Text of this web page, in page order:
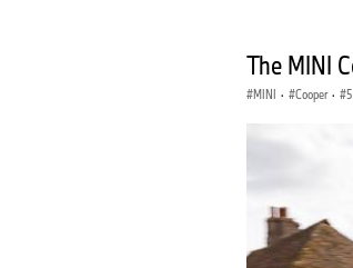
The MINI
MINI · Cooper ·